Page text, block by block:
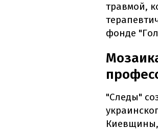
травмой,
фонде
"Следы"
Киевщины,